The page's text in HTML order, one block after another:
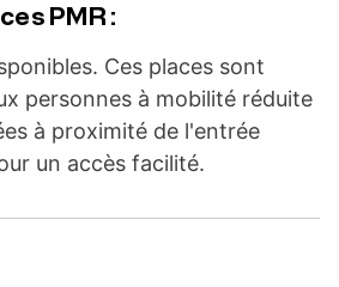
PMR :
Ces places sont
personnes à mobilité réduite
à proximité de l'entrée
un accès facilité.